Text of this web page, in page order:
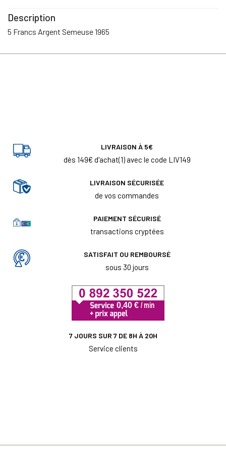
Description
5 Francs Argent Semeuse 1965
LIVRAISON À 5€
dès 149€ d'achat(1) avec le code LIV149
LIVRAISON SÉCURISÉE
de vos commandes
PAIEMENT SÉCURISÉ
transactions cryptées
SATISFAIT OU REMBOURSÉ
sous 30 jours
7 JOURS SUR 7 DE 8H À 20H
Service clients